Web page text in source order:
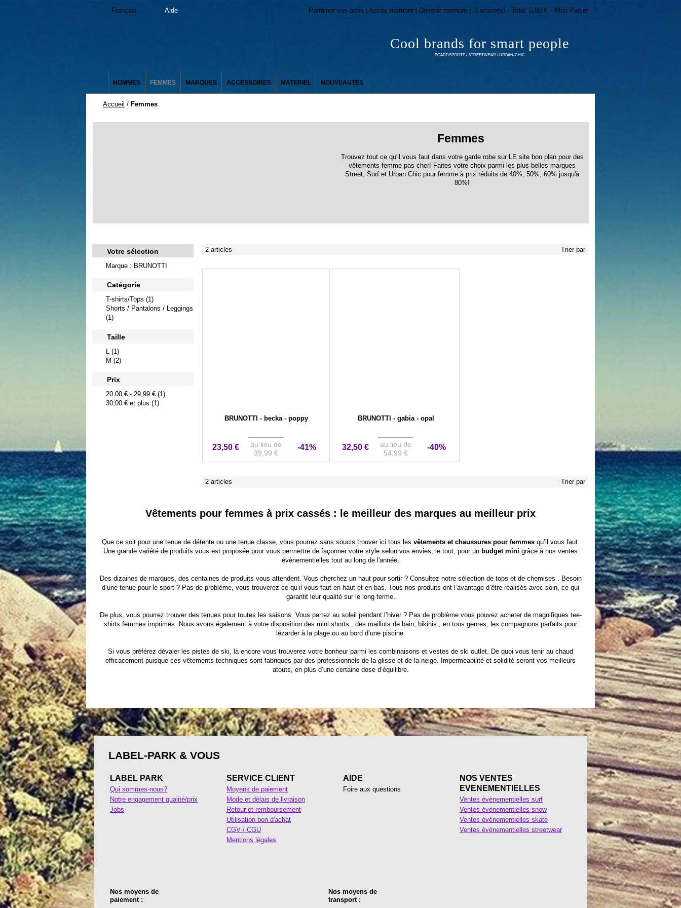
Cool brands for smart people
BOARDSPORTS / STREETWEAR / URBAN-CHIC
Français Aide Parrainer vos amis | Accès membre | Devenir membre | 0 article(s) - Total 0,00 € - Mon Panier
HOMMES FEMMES MARQUES ACCESSOIRES MATERIEL NOUVEAUTÉS
Accueil / Femmes
Femmes
Trouvez tout ce qu'il vous faut dans votre garde robe sur LE site bon plan pour des
vêtements femme pas cher! Faites votre choix parmi les plus belles marques
Street, Surf et Urban Chic pour femme à prix réduits de 40%, 50%, 60% jusqu'à
80%!
Votre sélection
Marque : BRUNOTTI
Catégorie
T-shirts/Tops (1)
Shorts / Pantalons / Leggings
(1)
Taille
L (1)
M (2)
Prix
20,00 € -29,99 € (1)
30,00 € et plus (1)
2 articles Trier par
BRUNOTTI - becka - poppy
23,50 €
au lieu de
39,99 €
-41%
BRUNOTTI - gabia - opal
32,50 €
au lieu de
54,99 €
-40%
2 articles Trier par
Vêtements pour femmes à prix cassés : le meilleur des marques au meilleur prix
Que ce soit pour une tenue de détente ou une tenue classe, vous pourrez sans soucis trouver ici tous les vêtements et chaussures pour femmesqu’il vous faut.
Une grande variété de produits vous est proposée pour vous permettre de façonner votre style selon vos envies, le tout, pour un budget mini grâce à nos ventes
évènementielles tout au long de l'année.
Des dizaines de marques, des centaines de produits vous attendent. Vous cherchez un haut pour sortir ? Consultez notre sélection de tops et de chemises . Besoin
d’une tenue pour le sport ? Pas de problème, vous trouverez ce qu’il vous faut en haut et en bas. Tous nos produits ont l’avantage d’être réalisés avec soin, ce qui
garantit leur qualité sur le long terme.
De plus, vous pourrez trouver des tenues pour toutes les saisons. Vous partez au soleil pendant l’hiver ? Pas de problème vous pouvez acheter de magnifiques tee-
shirts femmes imprimés . Nous avons également à votre disposition des mini shorts , des maillots de bain, bikinis , en tous genres, les compagnons parfaits pour
lézarder à la plage ou au bord d’une piscine.
Si vous préférez dévaler les pistes de ski, là encore vous trouverez votre bonheur parmi les combinaisons et vestes de ski outlet. De quoi vous tenir au chaud
efficacement puisque ces vêtements techniques sont fabriqués par des professionnels de la glisse et de la neige. Imperméabilité et solidité seront vos meilleurs
atouts, en plus d’une certaine dose d’équilibre.
LABEL-PARK & VOUS
LABEL PARK
Qui sommes-nous?
Notre engagement qualité/prix
Jobs
SERVICE CLIENT
Moyens de paiement
Mode et délais de livraison
Retour et remboursement
Utilisation bon d'achat
CGV / CGU
Mentions légales
AIDE
Foire aux questions
NOS VENTES
EVENEMENTIELLES
Ventes évènementielles surf
Ventes évènementielles snow
Ventes évènementielles skate
Ventes évènementielles streetwear
Nos moyens de
paiement :
Nos moyens de
transport :